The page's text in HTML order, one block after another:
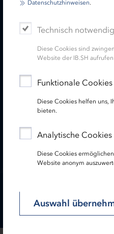
Datenschutzhinweisen.
Technisch
Diese Cookies sind
Website der IB.SH
Funktionale Cookies
Diese Cookies helfen uns,
bieten.
Analytische Cookies
Diese Cookies
Website anonym
Auswahl